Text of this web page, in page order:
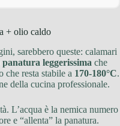
+ olio caldo
sarebbero queste: calamari
panatura leggerissima che
che resta stabile a 170-180°C.
della cucina professionale.
L’acqua è la nemica numero
e “allenta” la panatura.